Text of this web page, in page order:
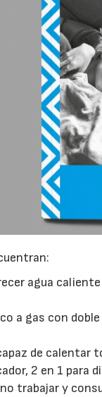
agua
a gas con
de calentar
2 en 1 para
trabajar y